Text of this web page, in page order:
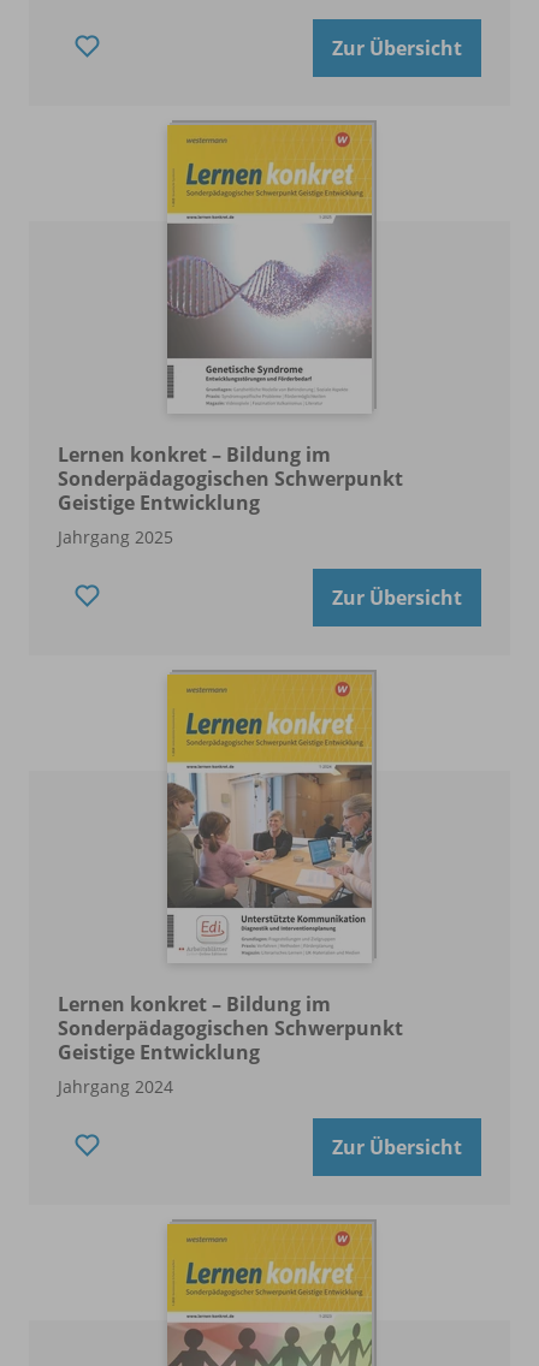
Zur Übersicht
Lernen konkret – Bildung im
Sonderpädagogischen Schwerpunkt
Geistige Entwicklung
Jahrgang 2025
Zur Übersicht
Lernen konkret – Bildung im
Sonderpädagogischen Schwerpunkt
Geistige Entwicklung
Jahrgang 2024
Zur Übersicht